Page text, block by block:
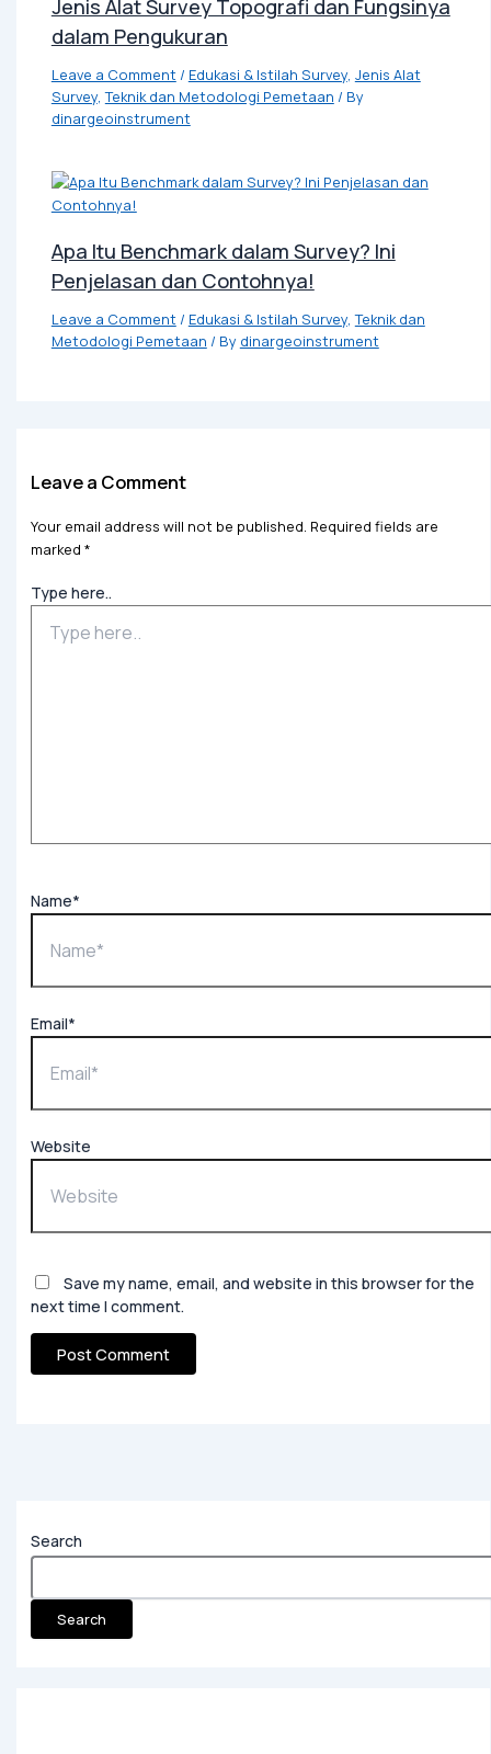
Search
Search
Jenis Alat Survey Topografi dan Fungsinya
dalam Pengukuran
Leave a Comment/ Edukasi & Istilah Survey, Jenis Alat
Survey,Teknik dan Metodologi Pemetaan / By
dinargeoinstrument
Apa Itu Benchmark dalam Survey? Ini
Penjelasan dan Contohnya!
Leave a Comment/ Edukasi & Istilah Survey,Teknik dan
Metodologi Pemetaan / By dinargeoinstrument
Leave a Comment
Your email address will not be published. Required fields are
marked *
Type here..
Name*
Email*
Website
Save my name, email, and website in this browser for the
next time I comment.